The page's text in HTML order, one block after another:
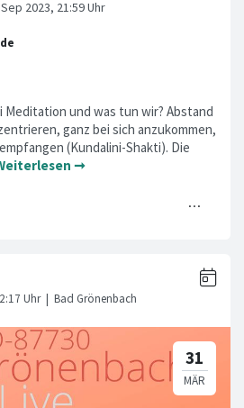
Meditation und was tun wir? Abstand
ganz bei sich anzukommen,
(Kundalini-Shakti). Die
➞